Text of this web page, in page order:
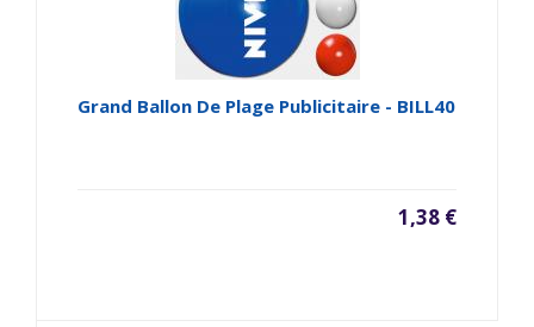
Grand Ballon De Plage Publicitaire - BILL40
1,38 €